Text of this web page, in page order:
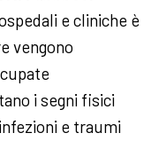
e cliniche è
vengono
i segni fisici
e traumi